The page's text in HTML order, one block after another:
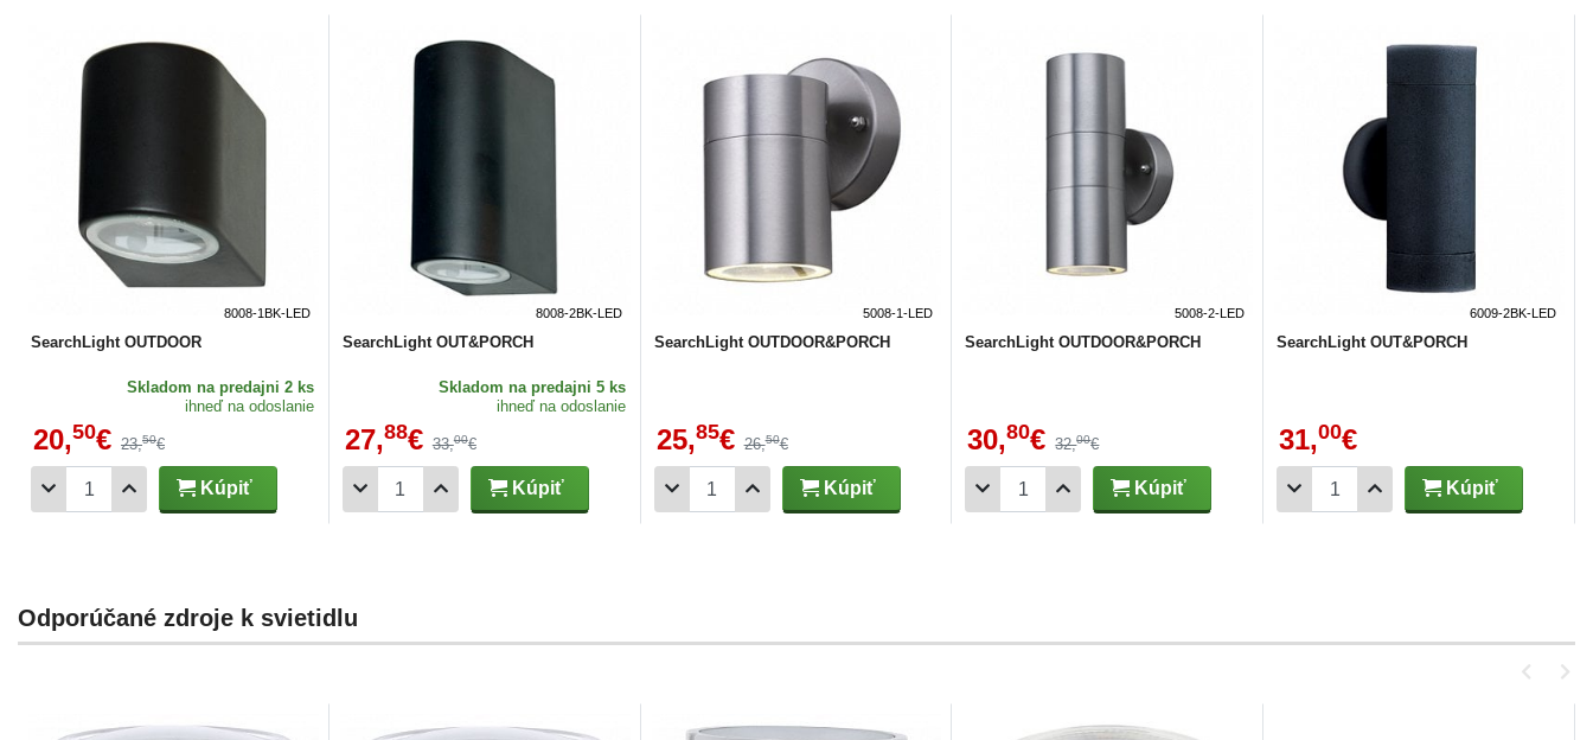
8008-1BK-LED
SearchLight OUTDOOR
Skladom na predajni 2 ks
ihneď na odoslanie
20,50€ 23,50€
Kúpiť
8008-2BK-LED
SearchLight OUT&PORCH
Skladom na predajni 5 ks
ihneď na odoslanie
27,88€ 33,00€
Kúpiť
5008-1-LED
SearchLight OUTDOOR&PORCH
25,85€ 26,50€
Kúpiť
5008-2-LED
SearchLight OUTDOOR&PORCH
30,80€ 32,00€
Kúpiť
6009-2BK-LED
SearchLight OUT&PORCH
31,00€
Kúpiť
Odporúčané zdroje k svietidlu